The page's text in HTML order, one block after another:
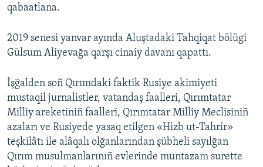
qabaatlana.
2019 senesi yanvar ayında Aluştadaki Tahqiqat bölügi
Gülsum Aliyevağa qarşı cinaiy davanı qapattı.
İşğalden soñ Qırımdaki faktik Rusiye akimiyeti
mustaqil jurnalistler, vatandaş faalleri, Qırımtatar
Milliy areketiniñ faalleri, Qırımtatar Milliy Meclisiniñ
azaları ve Rusiyede yasaq etilgen «Hizb ut-Tahrir»
teşkilâtı ile alâqalı olğanlarından şübheli sayılğan
Qırım musulmanlarınıñ evlerinde muntazam surette